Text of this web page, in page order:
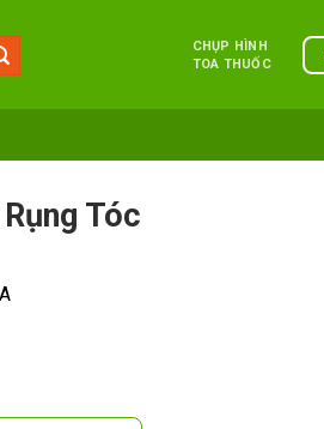
CHỤP HÌNH
TOA THUỐC
Tóc